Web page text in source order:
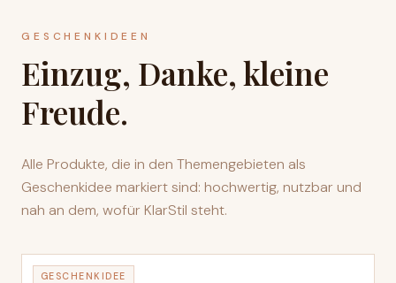
GESCHENKIDEEN
Einzug, Danke, kleine
Freude.
Alle Produkte, die in den Themengebieten als
Geschenkidee markiert sind: hochwertig, nutzbar und
nah an dem, wofür KlarStil steht.
GESCHENKIDEE